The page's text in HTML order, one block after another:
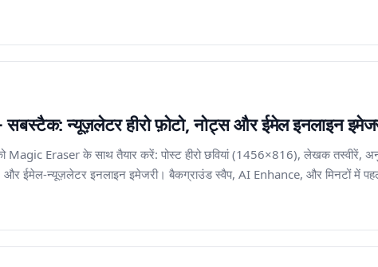
न्यूज़लेटर हीरो फ़ोटो, नोट्स और ईमेल इनलाइन
Magic Eraser के साथ तैयार करें: पोस्ट हीरो छवियां (1456×816), लेखक तस्वीरें,
और ईमेल-न्यूज़लेटर इनलाइन इमेजरी। बैकग्राउंड स्वैप, AI Enhance, और मिनटों में